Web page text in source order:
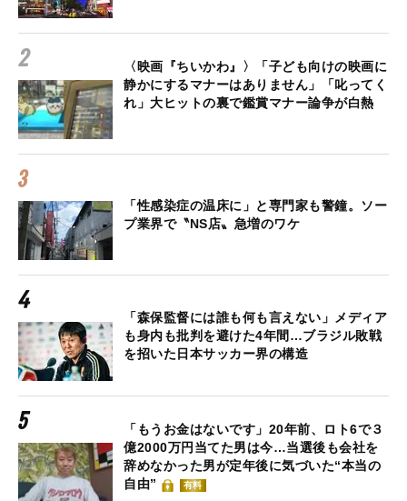
〈映画『ちいかわ』〉「子ども向けの映画に
静かにするマナーはありません」「叱ってく
れ」大ヒットの裏で鑑賞マナー論争が白熱
「性感染症の温床に」と専門家も警鐘。ソー
プ業界で〝NS店〟急増のワケ
「森保監督には誰も何も言えない」メディア
も身内も批判を避けた4年間…ブラジル敗戦
を招いた日本サッカー界の構造
「もうお金はないです」20年前、ロト6で３
億2000万円当てた男は今…当選後も会社を
辞めなかった男が定年後に気づいた“本当の
自由”
有料